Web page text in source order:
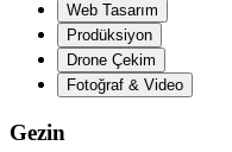
Web Tasarım
Prodüksiyon
Drone Çekim
Fotoğraf & Video
Gezin